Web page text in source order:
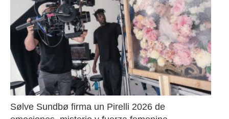
Sølve Sundbø firma un Pirelli 2026 de